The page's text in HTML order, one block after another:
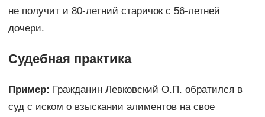
не получит и 80-летний старичок с 56-летней
дочери.
Судебная практика
Пример: Гражданин Левковский О.П. обратился в
суд с иском о взыскании алиментов на свое